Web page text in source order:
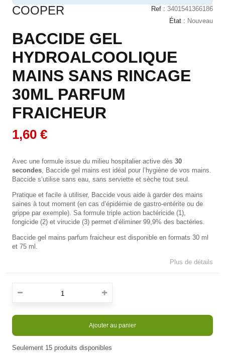
COOPER Ref : 3401541366186
État : Nouveau
BACCIDE GEL
HYDROALCOOLIQUE
MAINS SANS RINCAGE
30ML PARFUM
FRAICHEUR
1,60 €
Avec une formule issue du milieu hospitalier active dès 30
secondes, Baccide gel mains est idéal pour l’hygiène de vos mains.
Baccide s’utilise sans eau, sans serviette et sèche tout seul.
Pratique et facile à utiliser, Baccide vous aide à garder des mains
saines à tout moment (en cas d’épidémie de gastro-entérite ou de
grippe par exemple). Sa formule triple action bactéricide (1),
fongicide (2) et virucide (3) permet d’éliminer 99,9% des bactéries.
Baccide gel mains parfum fraicheur est disponible en formats 30 ml
et 75 ml.
Plus de détails
Ajouter au panier
Seulement 15 produits disponibles